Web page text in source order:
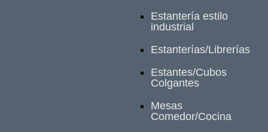
Estantería estilo
industrial
Estanterías/Librerías
Estantes/Cubos
Colgantes
Mesas
Comedor/Cocina